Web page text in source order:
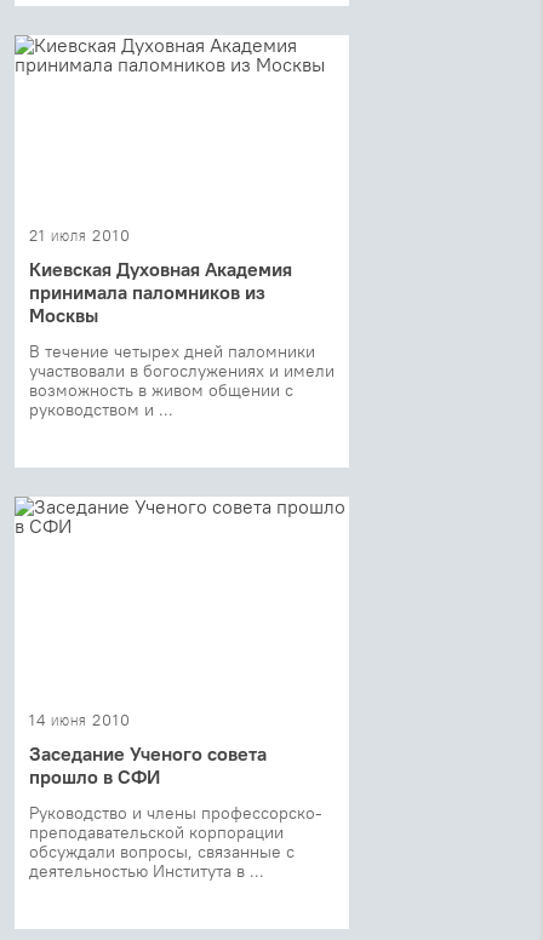
21 июля 2010
Киевская Духовная Академия
принимала паломников из
Москвы
В течение четырех дней паломники
участвовали в богослужениях и имели
возможность в живом общении с
руководством и ...
14 июня 2010
Заседание Ученого совета
прошло в СФИ
Руководство и члены профессорско-
преподавательской корпорации
обсуждали вопросы, связанные с
деятельностью Института в ...